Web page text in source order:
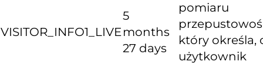
VISITOR_INFO1_LIVE
5
months
27 days
pomiaru
który określa,
użytkownik